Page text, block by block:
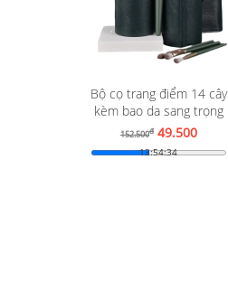
Bộ cọ trang điểm 14 cây
kèm bao da sang trọng
152.500đ49.500
Xem chi tiết
13:54:33